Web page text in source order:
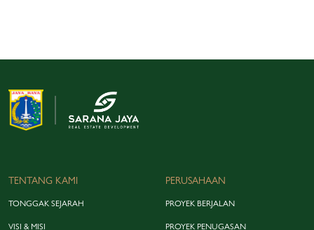
TENTANG KAMI
TONGGAK SEJARAH
VISI & MISI
PERUSAHAAN
PROYEK BERJALAN
PROYEK PENUGASAN